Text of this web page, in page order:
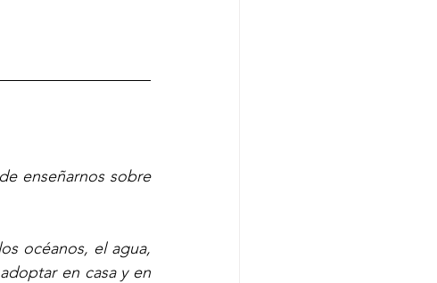
enseñarnos sobre
océanos, el agua,
en casa y en